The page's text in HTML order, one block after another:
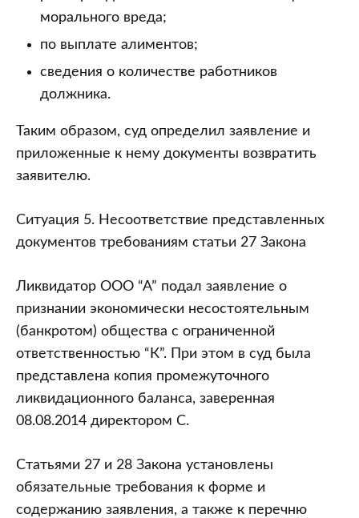
морального вреда;
по выплате алиментов;
сведения о количестве работников
должника.
Таким образом, суд определил заявление и
приложенные к нему документы возвратить
заявителю.
Ситуация 5. Несоответствие представленных
документов требованиям статьи 27 Закона
Ликвидатор ООО “А” подал заявление о
признании экономически несостоятельным
(банкротом) общества с ограниченной
ответственностью “К”. При этом в суд была
представлена копия промежуточного
ликвидационного баланса, заверенная
08.08.2014 директором С.
Статьями 27 и 28 Закона установлены
обязательные требования к форме и
содержанию заявления, а также к перечню